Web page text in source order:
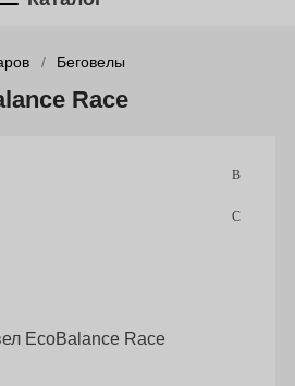
Беговелы
Race